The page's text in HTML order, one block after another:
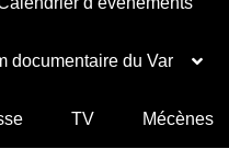
documentaire du Var
TV Mécènes